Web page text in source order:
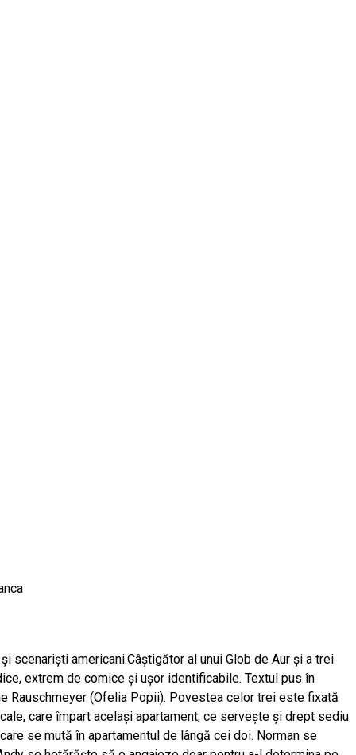
scenarişti americani.Câştigător al unui Glob de Aur şi a trei
extrem de comice şi uşor identificabile. Textul pus în
Rauschmeyer (Ofelia Popii). Povestea celor trei este fixată
care împart acelaşi apartament, ce serveşte şi drept sediu
se mută în apartamentul de lângă cei doi. Norman se